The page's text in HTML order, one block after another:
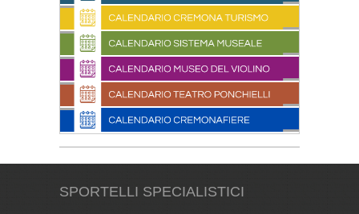
SPORTELLI SPECIALISTICI